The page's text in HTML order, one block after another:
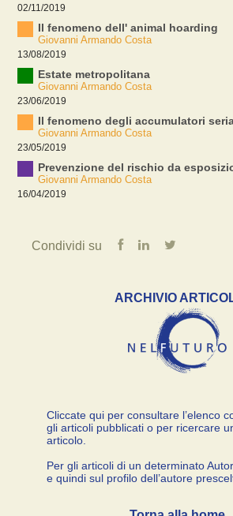
02/11/2019
Il fenomeno dell' animal hoarding
Giovanni Armando Costa
13/08/2019
Estate metropolitana
Giovanni Armando Costa
23/06/2019
Il fenomeno degli accumulatori
Giovanni Armando Costa
23/05/2019
Prevenzione del rischio da
Giovanni Armando Costa
16/04/2019
Condividi su
ARCHIVIO
Cliccate qui per consultare l’elenco
gli articoli pubblicati o per ricercare
articolo.
Per gli articoli di un determinato
e quindi sul profilo dell’autore